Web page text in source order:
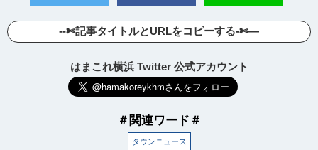
--✄記事タイトルとURLをコピーする-✄—
はまこれ横浜 Twitter 公式アカウント
＃関連ワード＃
タウンニュース